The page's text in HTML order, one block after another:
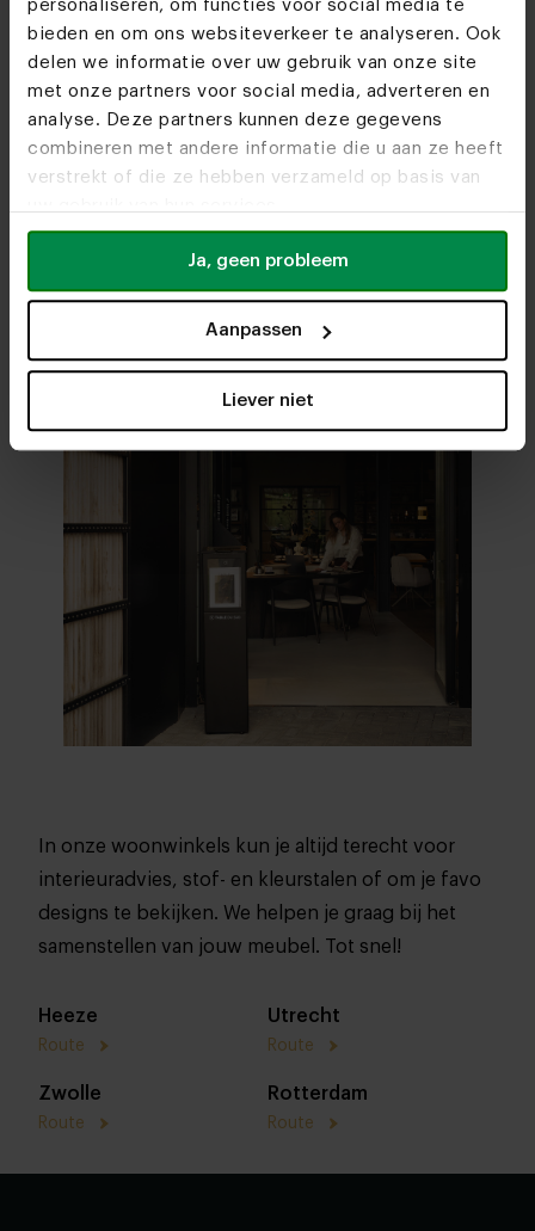
personaliseren, om functies voor social media te
bieden en om ons websiteverkeer te analyseren. Ook
delen we informatie over uw gebruik van onze site
met onze partners voor social media, adverteren en
analyse. Deze partners kunnen deze gegevens
combineren met andere informatie die u aan ze heeft
verstrekt of die ze hebben verzameld op basis van
Ja, geen probleem
Aanpassen
Liever niet
Woonwinkels
In onze woonwinkels kun je altijd terecht voor
interieuradvies, stof- en kleurstalen of om je favo
designs te bekijken. We helpen je graag bij het
samenstellen van jouw meubel. Tot snel!
Heeze
Route
Utrecht
Route
Zwolle
Route
Rotterdam
Route